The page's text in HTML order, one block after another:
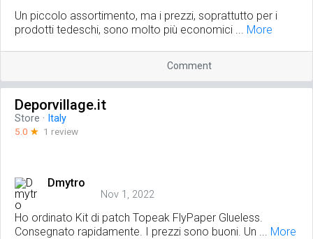
Un piccolo assortimento, ma i prezzi, soprattutto per i
prodotti tedeschi, sono molto più economici ... More
Comment
Deporvillage.it
Store · Italy
5.0 ☆ 1 review
Dmytro
Nov 1, 2022
Ho ordinato Kit di patch Topeak FlyPaper Glueless.
Consegnato rapidamente. I prezzi sono buoni. Un ... More